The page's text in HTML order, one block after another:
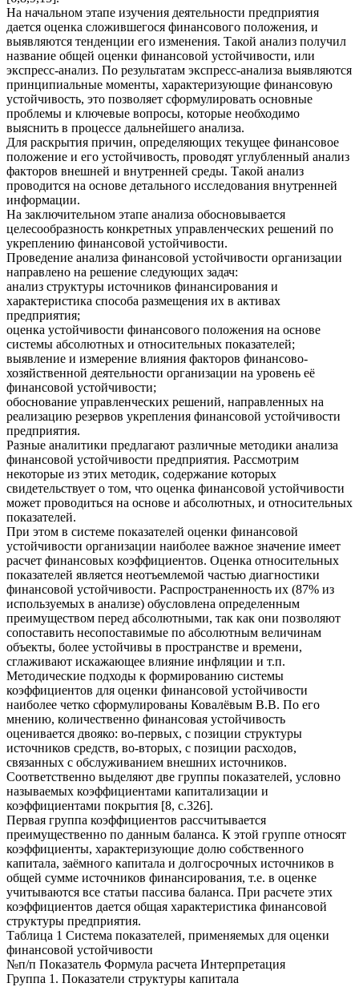
На начальном этапе изучения деятельности предприятия
дается оценка сложившегося финансового положения, и
выявляются тенденции его изменения. Такой анализ получил
название общей оценки финансовой устойчивости, или
экспресс-анализ. По результатам экспресс-анализа выявляются
принципиальные моменты, характеризующие финансовую
устойчивость, это позволяет сформулировать основные
проблемы и ключевые вопросы, которые необходимо
выяснить в процессе дальнейшего анализа.
Для раскрытия причин, определяющих текущее финансовое
положение и его устойчивость, проводят углубленный анализ
факторов внешней и внутренней среды. Такой анализ
проводится на основе детального исследования внутренней
информации.
На заключительном этапе анализа обосновывается
целесообразность конкретных управленческих решений по
укреплению финансовой устойчивости.
Проведение анализа финансовой устойчивости организации
направлено на решение следующих задач:
анализ структуры источников финансирования и
характеристика способа размещения их в активах
предприятия;
оценка устойчивости финансового положения на основе
системы абсолютных и относительных показателей;
выявление и измерение влияния факторов финансово-
хозяйственной деятельности организации на уровень её
финансовой устойчивости;
обоснование управленческих решений, направленных на
реализацию резервов укрепления финансовой устойчивости
предприятия.
Разные аналитики предлагают различные методики анализа
финансовой устойчивости предприятия. Рассмотрим
некоторые из этих методик, содержание которых
свидетельствует о том, что оценка финансовой устойчивости
может проводиться на основе и абсолютных, и относительных
показателей.
При этом в системе показателей оценки финансовой
устойчивости организации наиболее важное значение имеет
расчет финансовых коэффициентов. Оценка относительных
показателей является неотъемлемой частью диагностики
финансовой устойчивости. Распространенность их (87% из
используемых в анализе) обусловлена определенным
преимуществом перед абсолютными, так как они позволяют
сопоставить несопоставимые по абсолютным величинам
объекты, более устойчивы в пространстве и времени,
сглаживают искажающее влияние инфляции и т.п.
Методические подходы к формированию системы
коэффициентов для оценки финансовой устойчивости
наиболее четко сформулированы Ковалёвым В.В. По его
мнению, количественно финансовая устойчивость
оценивается двояко: во-первых, с позиции структуры
источников средств, во-вторых, с позиции расходов,
связанных с обслуживанием внешних источников.
Соответственно выделяют две группы показателей, условно
называемых коэффициентами капитализации и
коэффициентами покрытия [8, с.326].
Первая группа коэффициентов рассчитывается
преимущественно по данным баланса. К этой группе относят
коэффициенты, характеризующие долю собственного
капитала, заёмного капитала и долгосрочных источников в
общей сумме источников финансирования, т.е. в оценке
учитываются все статьи пассива баланса. При расчете этих
коэффициентов дается общая характеристика финансовой
структуры предприятия.
Таблица 1 Система показателей, применяемых для оценки
финансовой устойчивости
№п/п Показатель Формула расчета Интерпретация
Группа 1. Показатели структуры капитала